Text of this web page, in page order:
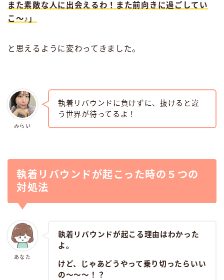
また素敵な人に出会えるわ！また前向きに過ごしてい
こ〜♪」
と思えるように変わってきました。
みらい
執着リバウンドに負けずに、抜けると違
う世界が待ってるよ！
執着リバウンドが起こった時の５つの
対処法
あなた
執着リバウンドが起こる理由はわかった
よ。
けど、じゃあどうやって乗り切ったらいい
の〜〜〜！？